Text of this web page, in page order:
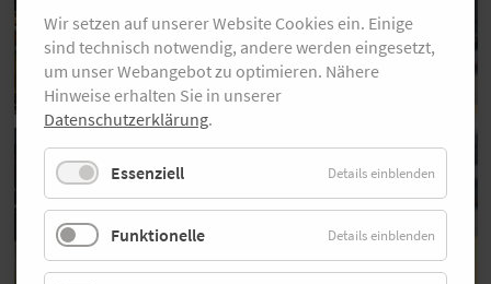
Wir setzen auf unserer Website Cookies ein. Einige
sind technisch notwendig, andere werden eingesetzt,
um unser Webangebot zu optimieren. Nähere
Hinweise erhalten Sie in unserer
Datenschutzerklärung.
Essenziell Details einblenden
Funktionelle Details einblenden